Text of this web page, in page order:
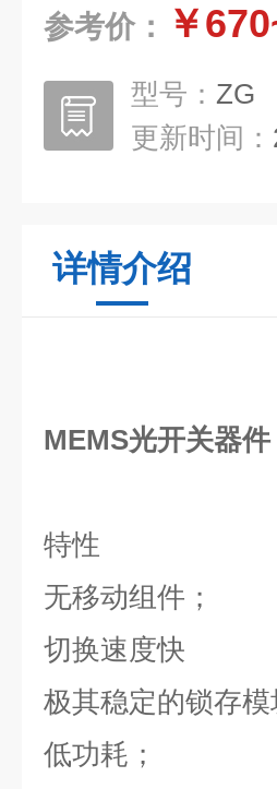
参考价： ￥
型号： ZG
更新时间：
详情介绍
MEMS光开关器件
特性
无移动组
切换速度
极其稳定的锁
低功耗